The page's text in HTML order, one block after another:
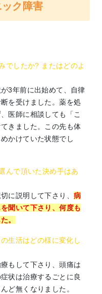
や日々の生活はどの
り楽になりまし
めずに、できるこ
という意識になれ
れている方に一言メ
生のご助言を実行
それでも先生は
どを優しくご助言
ています。
いかがでしょう
とを願っておりま
ク障害
でしたか? またはどのよ
3年前に出始めて、自律
を受けました。薬を処
医師に相談しても「こ
きました。この先も体
かけていた状態でし
んで頂いた決め手はあ
に説明して下さり、 病
聞いて下さり、何度も
。
生活はどの様に変化し
もして下さり、頭痛は
状は治療するごとに良
ど無くなりました。